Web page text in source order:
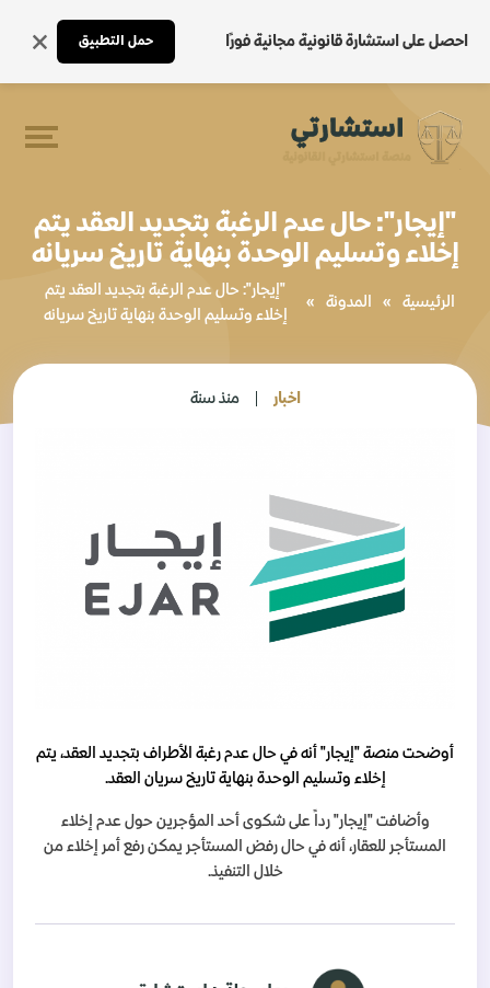
احصل على استشارة قانونية مجانية فورًا حمل التطبيق
"إيجار": حال عدم الرغبة بتجديد العقد يتم
إخلاء وتسليم الوحدة بنهاية تاريخ سريانه
الرئيسية » المدونة »
"إيجار": حال عدم الرغبة بتجديد العقد يتم
إخلاء وتسليم الوحدة بنهاية تاريخ سريانه
اخبار منذ سنة
أوضحت منصة "إيجار" أنه في حال عدم رغبة الأطراف بتجديد العقد، يتم
إخلاء وتسليم الوحدة بنهاية تاريخ سريان العقد.
وأضافت "إيجار" رداً على شكوى أحد المؤجرين حول عدم إخلاء
المستأجر للعقار، أنه في حال رفض المستأجر يمكن رفع أمر إخلاء من
خلال التنفيذ.